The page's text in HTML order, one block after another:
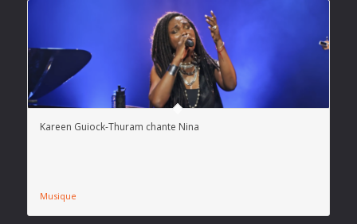
Kareen Guiock-Thuram chante Nina
Musique